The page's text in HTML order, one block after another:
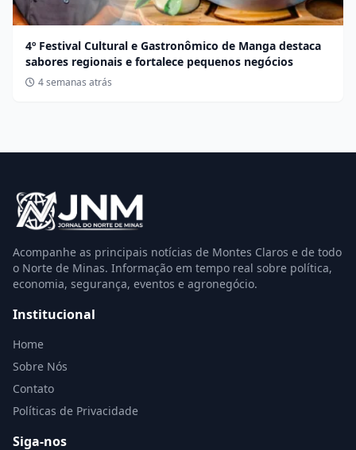
4º Festival Cultural e Gastronômico de Manga destaca
sabores regionais e fortalece pequenos negócios
4 semanas atrás
Acompanhe as principais notícias de Montes Claros e de todo
o Norte de Minas. Informação em tempo real sobre política,
economia, segurança, eventos e agronegócio.
Institucional
Home
Sobre Nós
Contato
Políticas de Privacidade
Siga-nos